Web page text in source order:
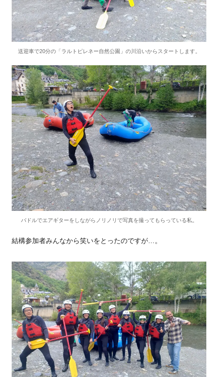
送迎車で20分の「ラルトピレネー自然公園」の川沿いからスタートします。
パドルでエアギターをしながらノリノリで写真を撮ってもらっている私。
結構参加者みんなから笑いをとったのですが…。